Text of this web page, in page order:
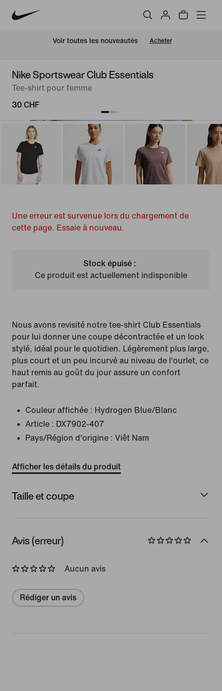
Voir toutes les nouveautés Acheter
Nike Sportswear Club Essentials
Tee-shirt pour femme
30 CHF
Une erreur est survenue lors du chargement de
cette page. Essaie à nouveau.
Stock épuisé :
Ce produit est actuellement indisponible
Nous avons revisité notre tee-shirt Club Essentials
pour lui donner une coupe décontractée et un look
stylé, idéal pour le quotidien. Légèrement plus large,
plus court et un peu incurvé au niveau de l'ourlet, ce
haut remis au goût du jour assure un confort
parfait.
Couleur affichée : Hydrogen Blue/Blanc
Article : DX7902-407
Pays/Région d'origine : Viêt Nam
Afficher les détails du produit
Taille et coupe
Avis (erreur)
Aucun avis
Rédiger un avis